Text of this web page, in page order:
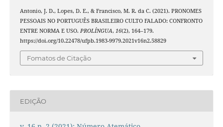
Antonio, J. D., Lopes, D. E., & Francisco, M. R. da C. (2021). PRONOMES
PESSOAIS NO PORTUGUÊS BRASILEIRO CULTO FALADO: CONFRONTO
ENTRE NORMA E USO. PROLÍNGUA, 16(2), 164–179.
https://doi.org/10.22478/ufpb.1983-9979.2021v16n2.58829
Fomatos de Citação
EDIÇÃO